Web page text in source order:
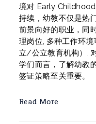
境对 Early
持续，幼教不仅是热
前景向好的职业，同
理岗位, 多种工作环
立/公立教育机构）,
学们而言，了解幼教
签证策略至关重要。
Read More